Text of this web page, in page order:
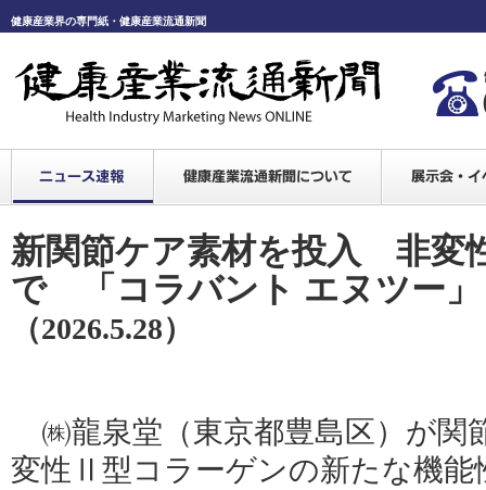
健康産業界の専門紙・健康産業流通新聞
新関節ケア素材を投入 非変
で 「コラバント エヌツー」
（2026.5.28）
㈱龍泉堂（東京都豊島区）が関
変性Ⅱ型コラーゲンの新たな機能